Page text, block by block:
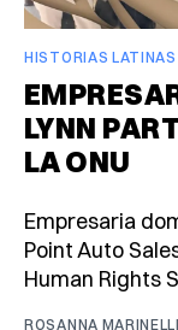
HISTORIAS LATINAS
LYNN
LA ONU
Empresaria
Point Auto
Human Rights
ROSANNA MARINELLI